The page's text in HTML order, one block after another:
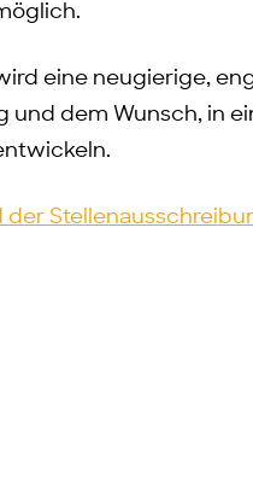
eine neugierige,
und dem Wunsch, in
der